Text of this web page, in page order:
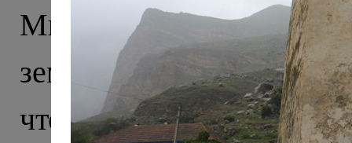
Мы привыкли
землей ислама, однако
что тысячу лет назад